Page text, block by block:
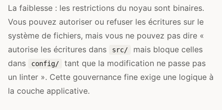
La faiblesse : les restrictions du noyau sont binaires.
Vous pouvez autoriser ou refuser les écritures sur le
système de fichiers, mais vous ne pouvez pas dire «
autorise les écritures dans
src/
mais bloque celles
dans
config/
tant que la modification ne passe pas
un linter ». Cette gouvernance fine exige une logique à
la couche applicative.